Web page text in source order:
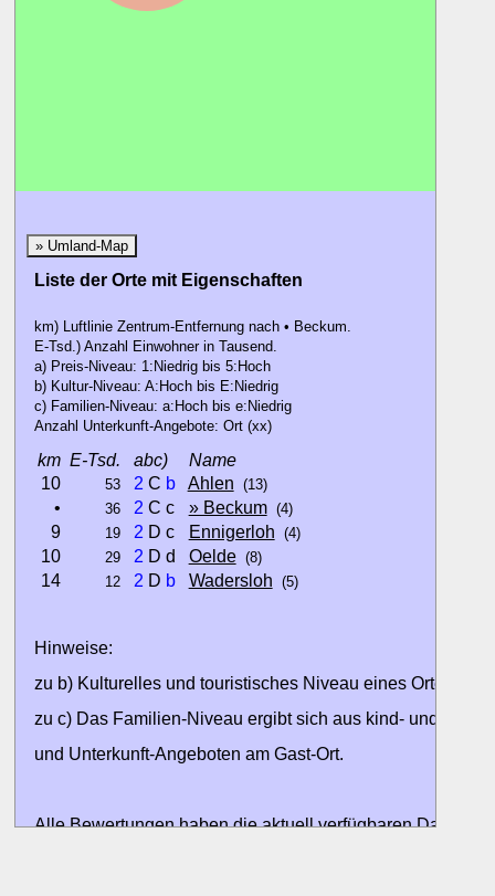
» Umland-Map
Liste der Orte mit Eigenschaften
km) Luftlinie Zentrum-Entfernung nach • Beckum.
E-Tsd.) Anzahl Einwohner in Tausend.
a) Preis-Niveau: 1:Niedrig bis 5:Hoch
b) Kultur-Niveau: A:Hoch bis E:Niedrig
c) Familien-Niveau: a:Hoch bis e:Niedrig
Anzahl Unterkunft-Angebote: Ort (xx)
km E-Tsd. abc)
Name
10
53 2 C b Ahlen (13)
• 36 2 C c » Beckum (4)
9 19 2 D c Ennigerloh (4)
10 29 2 D d Oelde (8)
14 12 2 D b Wadersloh (5)
Hinweise:
zu b) Kulturelles und touristisches Niveau eines Ortes
zu c) Das Familien-Niveau ergibt sich aus kind- und
und Unterkunft-Angeboten am Gast-Ort.
Alle Bewertungen haben die aktuell verfügbaren Daten